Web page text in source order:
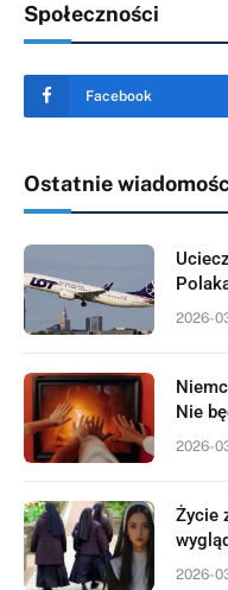
Społeczności
Facebook
Ostatnie
2026-
Nie
2026-
Życie
2026-